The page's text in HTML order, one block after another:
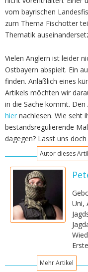
vom bayrischen
zum Thema Fischotter
Thematik
Vielen Anglern ist leider
Ostbayern abspielt. Ein
finden. Anläßlich eines
Artikels möchten wir
in die Sache kommt.
hier nachlesen. Wie seht
bestandsregulierende
dagegen? Lasst uns
Autor dieses
Uni,
Mehr Artikel